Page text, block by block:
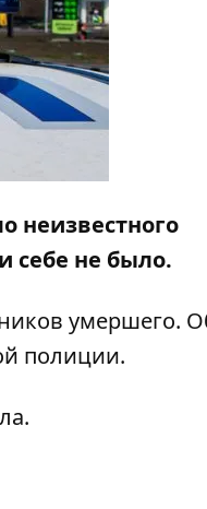
неизвестного
себе не было.
умершего.
полиции.